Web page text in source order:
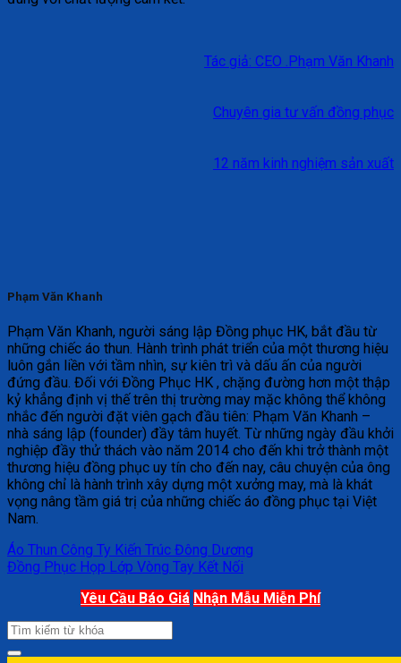
Tác giả: CEO .Phạm Văn Khanh
Chuyên gia tư vấn đồng phục
12 năm kinh nghiệm sản xuất
Phạm Văn Khanh
Phạm Văn Khanh, người sáng lập Đồng phục HK, bắt đầu từ
những chiếc áo thun. Hành trình phát triển của một thương hiệu
luôn gắn liền với tầm nhìn, sự kiên trì và dấu ấn của người
đứng đầu. Đối với Đồng Phục HK , chặng đường hơn một thập
kỷ khẳng định vị thế trên thị trường may mặc không thể không
nhắc đến người đặt viên gạch đầu tiên: Phạm Văn Khanh –
nhà sáng lập (founder) đầy tâm huyết. Từ những ngày đầu khởi
nghiệp đầy thử thách vào năm 2014 cho đến khi trở thành một
thương hiệu đồng phục uy tín cho đến nay, câu chuyện của ông
không chỉ là hành trình xây dựng một xưởng may, mà là khát
vọng nâng tầm giá trị của những chiếc áo đồng phục tại Việt
Nam.
Áo Thun Công Ty Kiến Trúc Đông Dương
Đồng Phục Họp Lớp Vòng Tay Kết Nối
Yêu Cầu Báo Giá Nhận Mẫu Miễn Phí